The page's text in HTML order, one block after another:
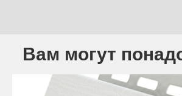
Вам могут